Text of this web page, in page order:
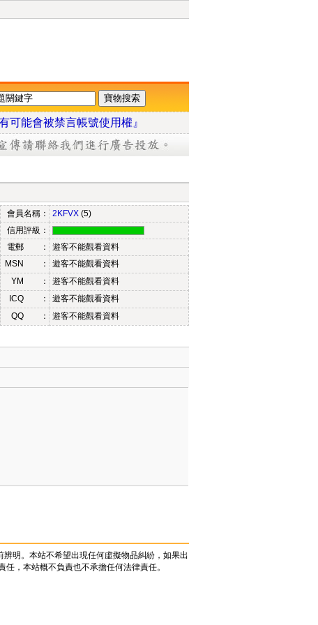
可能會被禁言帳號使用權』
會員名稱： 2KFVX(5)
信用評級：
電郵 ：
遊客不能觀看資料
MSN ：
遊客不能觀看資料
YM ：
遊客不能觀看資料
ICQ ：
遊客不能觀看資料
QQ ：
遊客不能觀看資料
明。本站不希望出現任何虛擬物品糾紛，如果出
，本站概不負責也不承擔任何法律責任。